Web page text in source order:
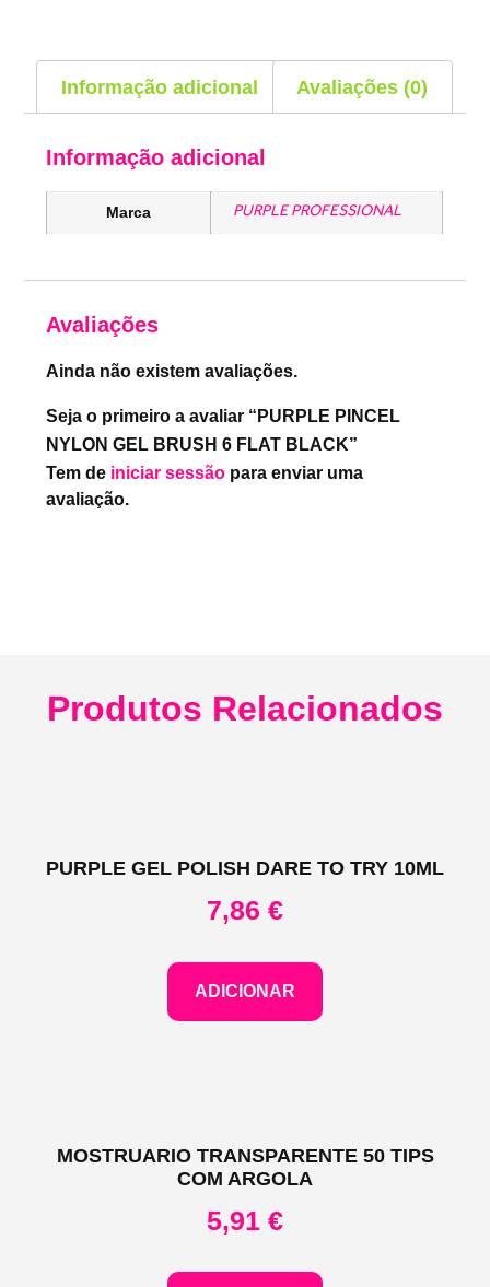
Informação adicional Avaliações (0)
Informação adicional
Marca PURPLE PROFESSIONAL
Avaliações
Ainda não existem avaliações.
Seja o primeiro a avaliar “PURPLE PINCEL
NYLON GEL BRUSH 6 FLAT BLACK”
Tem de iniciar sessão para enviar uma
avaliação.
Produtos Relacionados
PURPLE GEL POLISH DARE TO TRY 10ML
7,86 €
ADICIONAR
MOSTRUARIO TRANSPARENTE 50 TIPS
COM ARGOLA
5,91 €